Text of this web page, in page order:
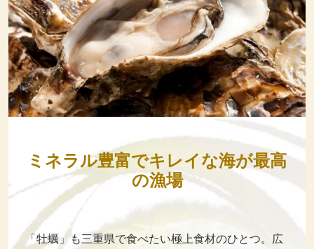
ミネラル豊富でキレイな海が最高
の漁場
「牡蠣」も三重県で食べたい極上食材のひとつ。広